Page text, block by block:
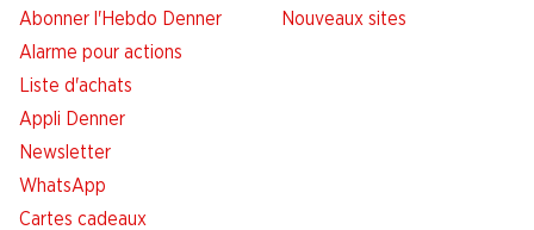
Abonner l'Hebdo Denner
Alarme pour actions
Liste d'achats
Appli Denner
Newsletter
WhatsApp
Cartes cadeaux
Nouveaux sites